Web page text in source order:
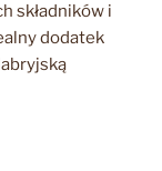
składników i
dodatek